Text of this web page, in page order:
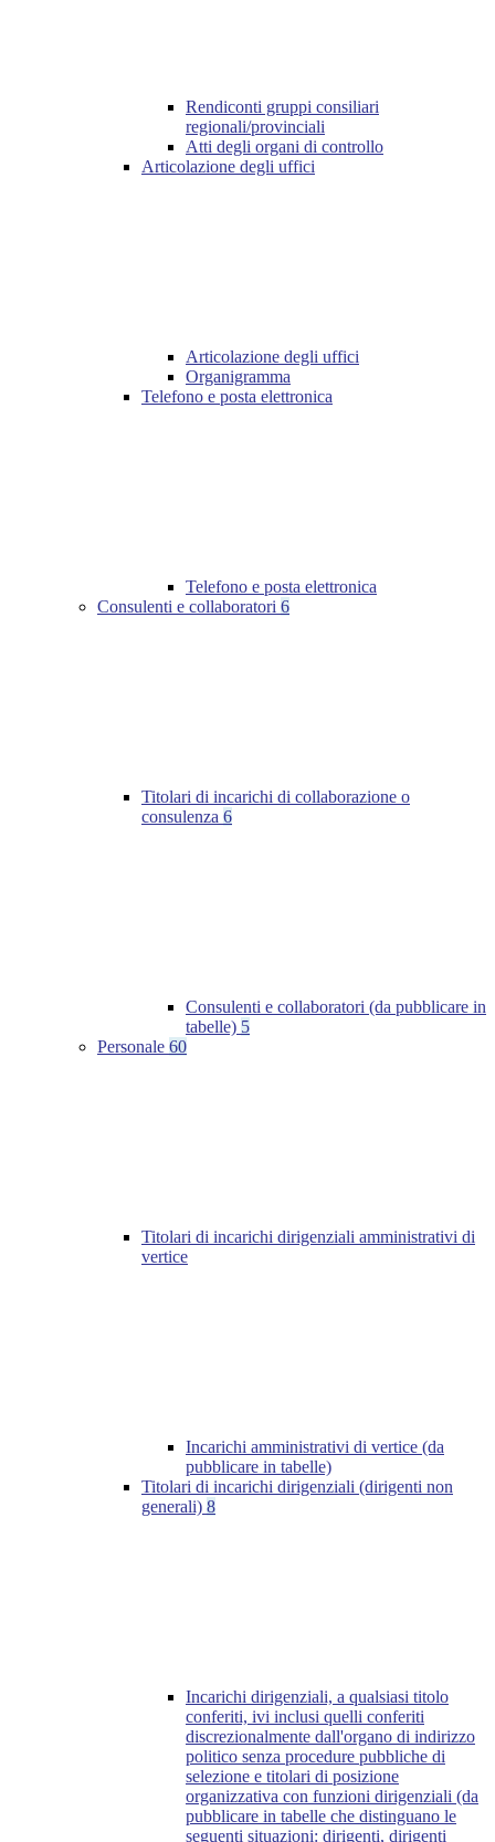
Rendiconti gruppi consiliari
regionali/provinciali
Atti degli organi di controllo
Articolazione degli uffici
Articolazione degli uffici
Organigramma
Telefono e posta elettronica
Telefono e posta elettronica
Consulenti e collaboratori 6
Titolari di incarichi di collaborazione o
consulenza 6
Consulenti e collaboratori (da pubblicare in
tabelle) 5
Personale 60
Titolari di incarichi dirigenziali amministrativi di
vertice
Incarichi amministrativi di vertice (da
pubblicare in tabelle)
Titolari di incarichi dirigenziali (dirigenti non
generali) 8
Incarichi dirigenziali, a qualsiasi titolo
conferiti, ivi inclusi quelli conferiti
discrezionalmente dall'organo di indirizzo
politico senza procedure pubbliche di
selezione e titolari di posizione
organizzativa con funzioni dirigenziali (da
pubblicare in tabelle che distinguano le
seguenti situazioni: dirigenti, dirigenti